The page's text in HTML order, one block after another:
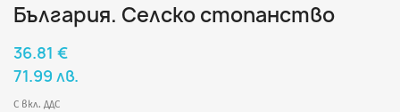
България. Селско стопанство
36.81 €
71.99 лв.
С вкл. ДДС